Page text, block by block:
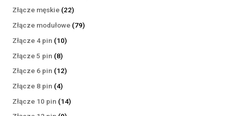
Złącze męskie 2222
produkty
Złącze modułowe 7979
Złącze 4 pin 1010
Złącze 5 pin 88
produktów
Złącze 6 pin 1212
Złącze 8 pin 44
produkty
Złącze 10 pin 1414